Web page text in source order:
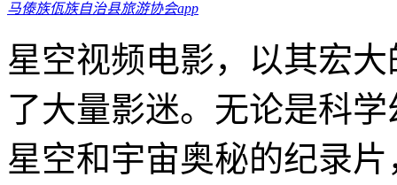
马傣族佤族自治县旅游协会app
星空视频电影，以其宏
了大量影迷。无论是科
星空和宇宙奥秘的纪录